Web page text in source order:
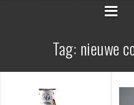
Tag: nieuwe